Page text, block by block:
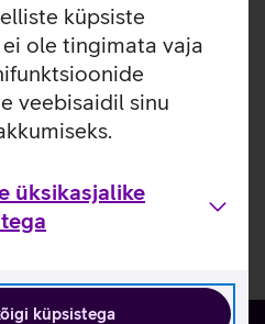
küpsiste
ole tingimata vaja
veebisaidil sinu
üksikasjalike
küpsistega